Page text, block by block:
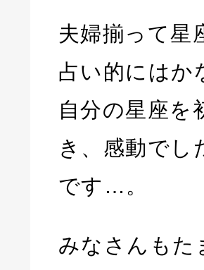
夫婦揃って星
占い的にはか
自分の星座を
き、感動で
です…。
みなさんもた